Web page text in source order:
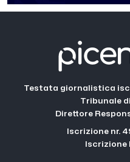
Testata giornalistica
Tribunale
Direttore
Iscrizione nr.
Iscrizione